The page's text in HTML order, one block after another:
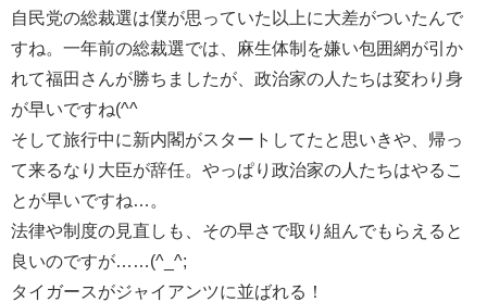
自民党の総裁選は僕が思っていた以上に大差がついたんで
すね。一年前の総裁選では、麻生体制を嫌い包囲網が引か
れて福田さんが勝ちましたが、政治家の人たちは変わり身
が早いですね(^^ゞ
そして旅行中に新内閣がスタートしてたと思いきや、帰っ
て来るなり大臣が辞任。やっぱり政治家の人たちはやるこ
とが早いですね…。
法律や制度の見直しも、その早さで取り組んでもらえると
良いのですが……(^_^;
タイガースがジャイアンツに並ばれる！